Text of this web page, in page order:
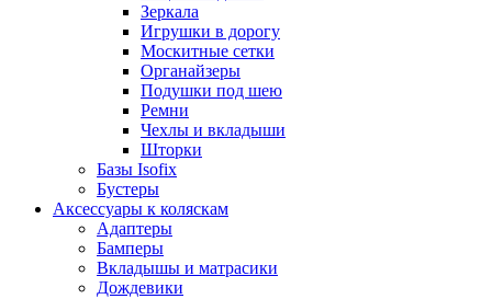
Зеркала
Игрушки в дорогу
Москитные сетки
Органайзеры
Подушки под шею
Ремни
Чехлы и вкладыши
Шторки
Базы Isofix
Бустеры
Аксессуары к коляскам
Адаптеры
Бамперы
Вкладышы и матрасики
Дождевики